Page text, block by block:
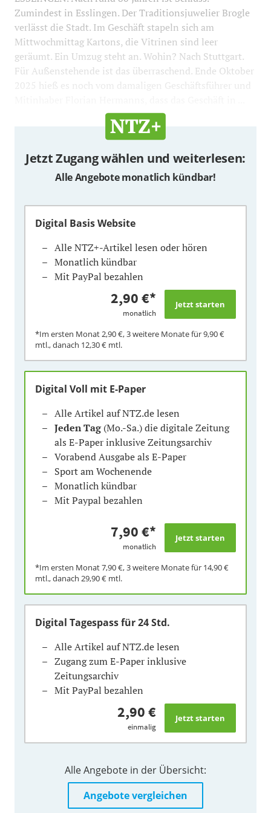
Zumindest in Esslingen. Der Traditionsjuwelier Brogle
verlässt die Stadt. Im Geschäft stapeln sich am
Mittwochmittag Kartons, die Vitrinen sind leer
geräumt. Ein Umzug steht an. Wohin? Nach Stuttgart.
Für Außenstehende ist das überraschend. Ende Oktober
2025 hieß es noch vom damaligen Geschäftsführer und
Jetzt Zugang wählen und weiterlesen:
Alle Angebote monatlich kündbar!
Digital Basis Website
Alle NTZ+-Artikel lesen oder hören
Monatlich kündbar
Mit PayPal bezahlen
2,90 €*
monatlich
*Im ersten Monat2,90 €, 3 weitere Monate für9,90 €
mtl., danach 12,30 € mtl.
Digital Voll mit E-Paper
Alle Artikel auf NTZ.de lesen
Jeden Tag(Mo.-Sa.) die digitale Zeitung
als E-Paper inklusive Zeitungsarchiv
Vorabend Ausgabe als E-Paper
Sport am Wochenende
Monatlich kündbar
Mit Paypal bezahlen
7,90 €*
monatlich
*Im ersten Monat7,90 €, 3 weitere Monate für 14,90 €
mtl., danach 29,90 € mtl.
Digital Tagespassfür 24 Std.
Alle Artikel auf NTZ.de lesen
Zugang zum E-Paper inklusive
Zeitungsarchiv
Mit PayPal bezahlen
2,90 €
einmalig
Alle Angebote in der Übersicht:
Angebote vergleichen